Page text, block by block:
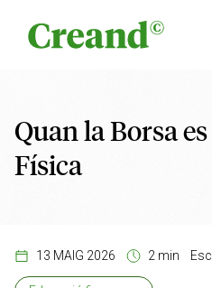
Quan la Borsa
Física
13 MAIG 2026 2 min